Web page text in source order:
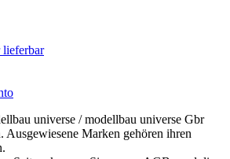
lieferbar
universe / modellbau universe Gbr
Ausgewiesene Marken gehören ihren